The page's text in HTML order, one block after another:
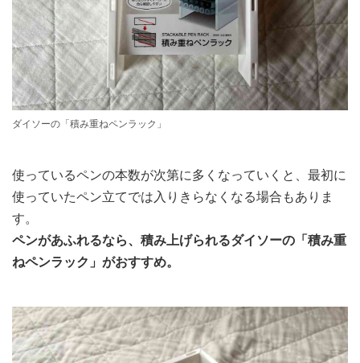
ダイソーの「積み重ねペンラック」
使っているペンの本数が次第に多くなっていくと、最初に
使っていたペン立てでは入りきらなくなる場合もありま
す。
ペンがあふれるなら、積み上げられるダイソーの「積み重
ねペンラック」がおすすめ。